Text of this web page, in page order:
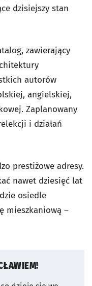
dzisiejszy stan
zawierający
autorów
angielskiej,
Zaplanowany
i działań
prestiżowe adresy.
nawet dziesięć lat
osiedle
mieszkaniową –